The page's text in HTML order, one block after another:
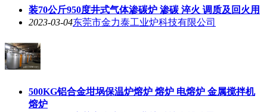
装70公斤950度井式气体渗碳炉 渗碳 淬火 调质及回火用
2023-03-04东莞市金力泰工业炉科技有限公司
500KG铝合金坩埚保温炉熔炉 熔炉 电熔炉 金属搅拌机
熔炉